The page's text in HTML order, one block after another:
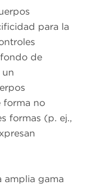
para la
de
forma no
formas (p. ej.,
amplia gama